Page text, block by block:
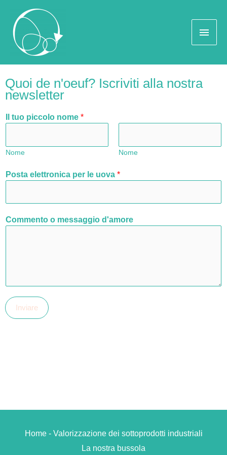
Quoi de n'oeuf? Iscriviti alla nostra
newsletter
Il tuo piccolo nome *
Nome Nome
Posta elettronica per le uova *
Commento o messaggio d'amore
Inviare
Home - Valorizzazione dei sottoprodotti industriali
La nostra bussola